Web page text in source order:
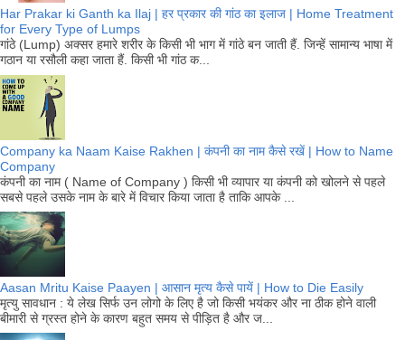
Har Prakar ki Ganth ka Ilaj | हर प्रकार की गांठ का इलाज | Home Treatment
for Every Type of Lumps
गांठे (Lump) अक्सर हमारे शरीर के किसी भी भाग में गांठे बन जाती हैं. जिन्हें सामान्य भाषा में
गठान या रसौली कहा जाता हैं. किसी भी गांठ क...
Company ka Naam Kaise Rakhen | कंपनी का नाम कैसे रखें | How to Name
Company
कंपनी का नाम ( Name of Company ) किसी भी व्यापार या कंपनी को खोलने से पहले
सबसे पहले उसके नाम के बारे में विचार किया जाता है ताकि आपके ...
Aasan Mritu Kaise Paayen | आसान मृत्य कैसे पायें | How to Die Easily
मृत्यु सावधान : ये लेख सिर्फ उन लोगो के लिए है जो किसी भयंकर और ना ठीक होने वाली
बीमारी से ग्रस्त होने के कारण बहुत समय से पीड़ित है और ज...